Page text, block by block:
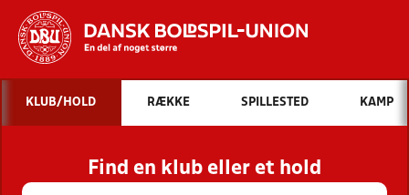
Hvad vil du søge efter?
INDHOLD OG NYHEDER
STILLINGER, RESULTATER, KLUBBER OG
HOLD
KLUB/HOLD RÆKKE SPILLESTED KAMP
Find en klub eller et hold